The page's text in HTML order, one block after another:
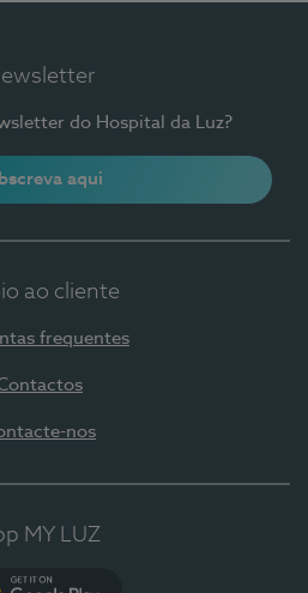
do Hospital da Luz?
aqui
ao cliente
frequentes
nos
MY LUZ